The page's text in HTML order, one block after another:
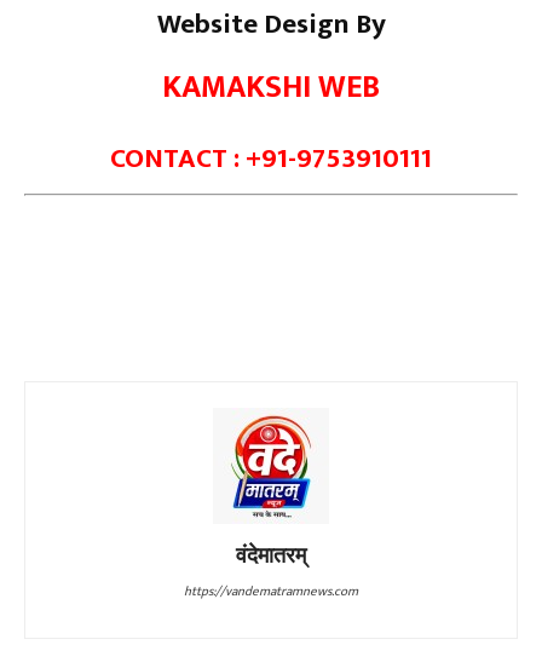
Website Design By
KAMAKSHI WEB
CONTACT : +91-9753910111
वंदेमातरम्
https://vandematramnews.com